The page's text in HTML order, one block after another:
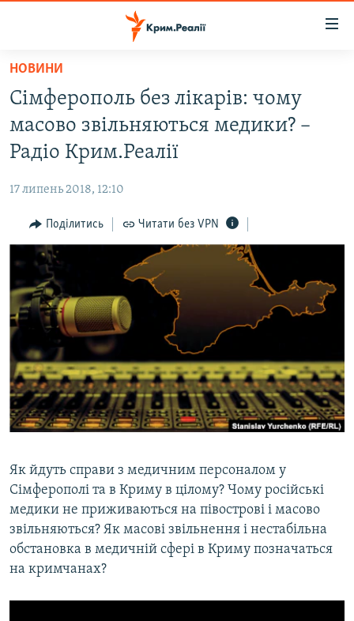
Перейти
основного
матеріалу
Перейти
до
основної
Перейти
до
пошуку
НОВИНИ
ВОДА.КРИМ
ВІДЕО ТА ФОТО
БЛОГИ
ПОГЛЯД
ІНТЕРВ'Ю
ВСЕ ЗА ДЕНЬ
СПЕЦПРОЕКТИ
ДЕПОРТАЦІЯ
ВІДЕОУРОКИ «ELIFBE»
СВІДЧЕННЯ ОКУПАЦІЇ
УКРАЇНСЬКА ПРОБЛЕМА КРИМУ
ЯК ОБІЙТИ БЛОКУВАННЯ
Русский
Qırımtatar
Усі сайти RFE/RL
НОВИНИ
Сімферополь без лікарів: чому
масово звільняються медики? –
Радіо Крим.Реалії
17 липень 2018, 12:10
Поділитись Читати без VPN
Як йдуть справи з медичним персоналом у
Сімферополі та в Криму в цілому? Чому російські
медики не приживаються на півострові і масово
звільняються? Як масові звільнення і нестабільна
обстановка в медичній сфері в Криму позначаться
на кримчанах?